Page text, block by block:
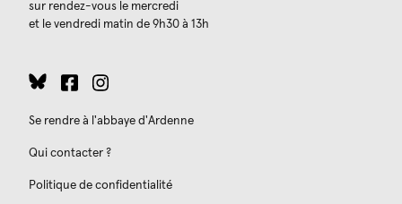
sur rendez-vous le mercredi
et le vendredi matin de 9h30 à 13h
Se rendre à l'abbaye d'Ardenne
Qui contacter ?
Politique de confidentialité